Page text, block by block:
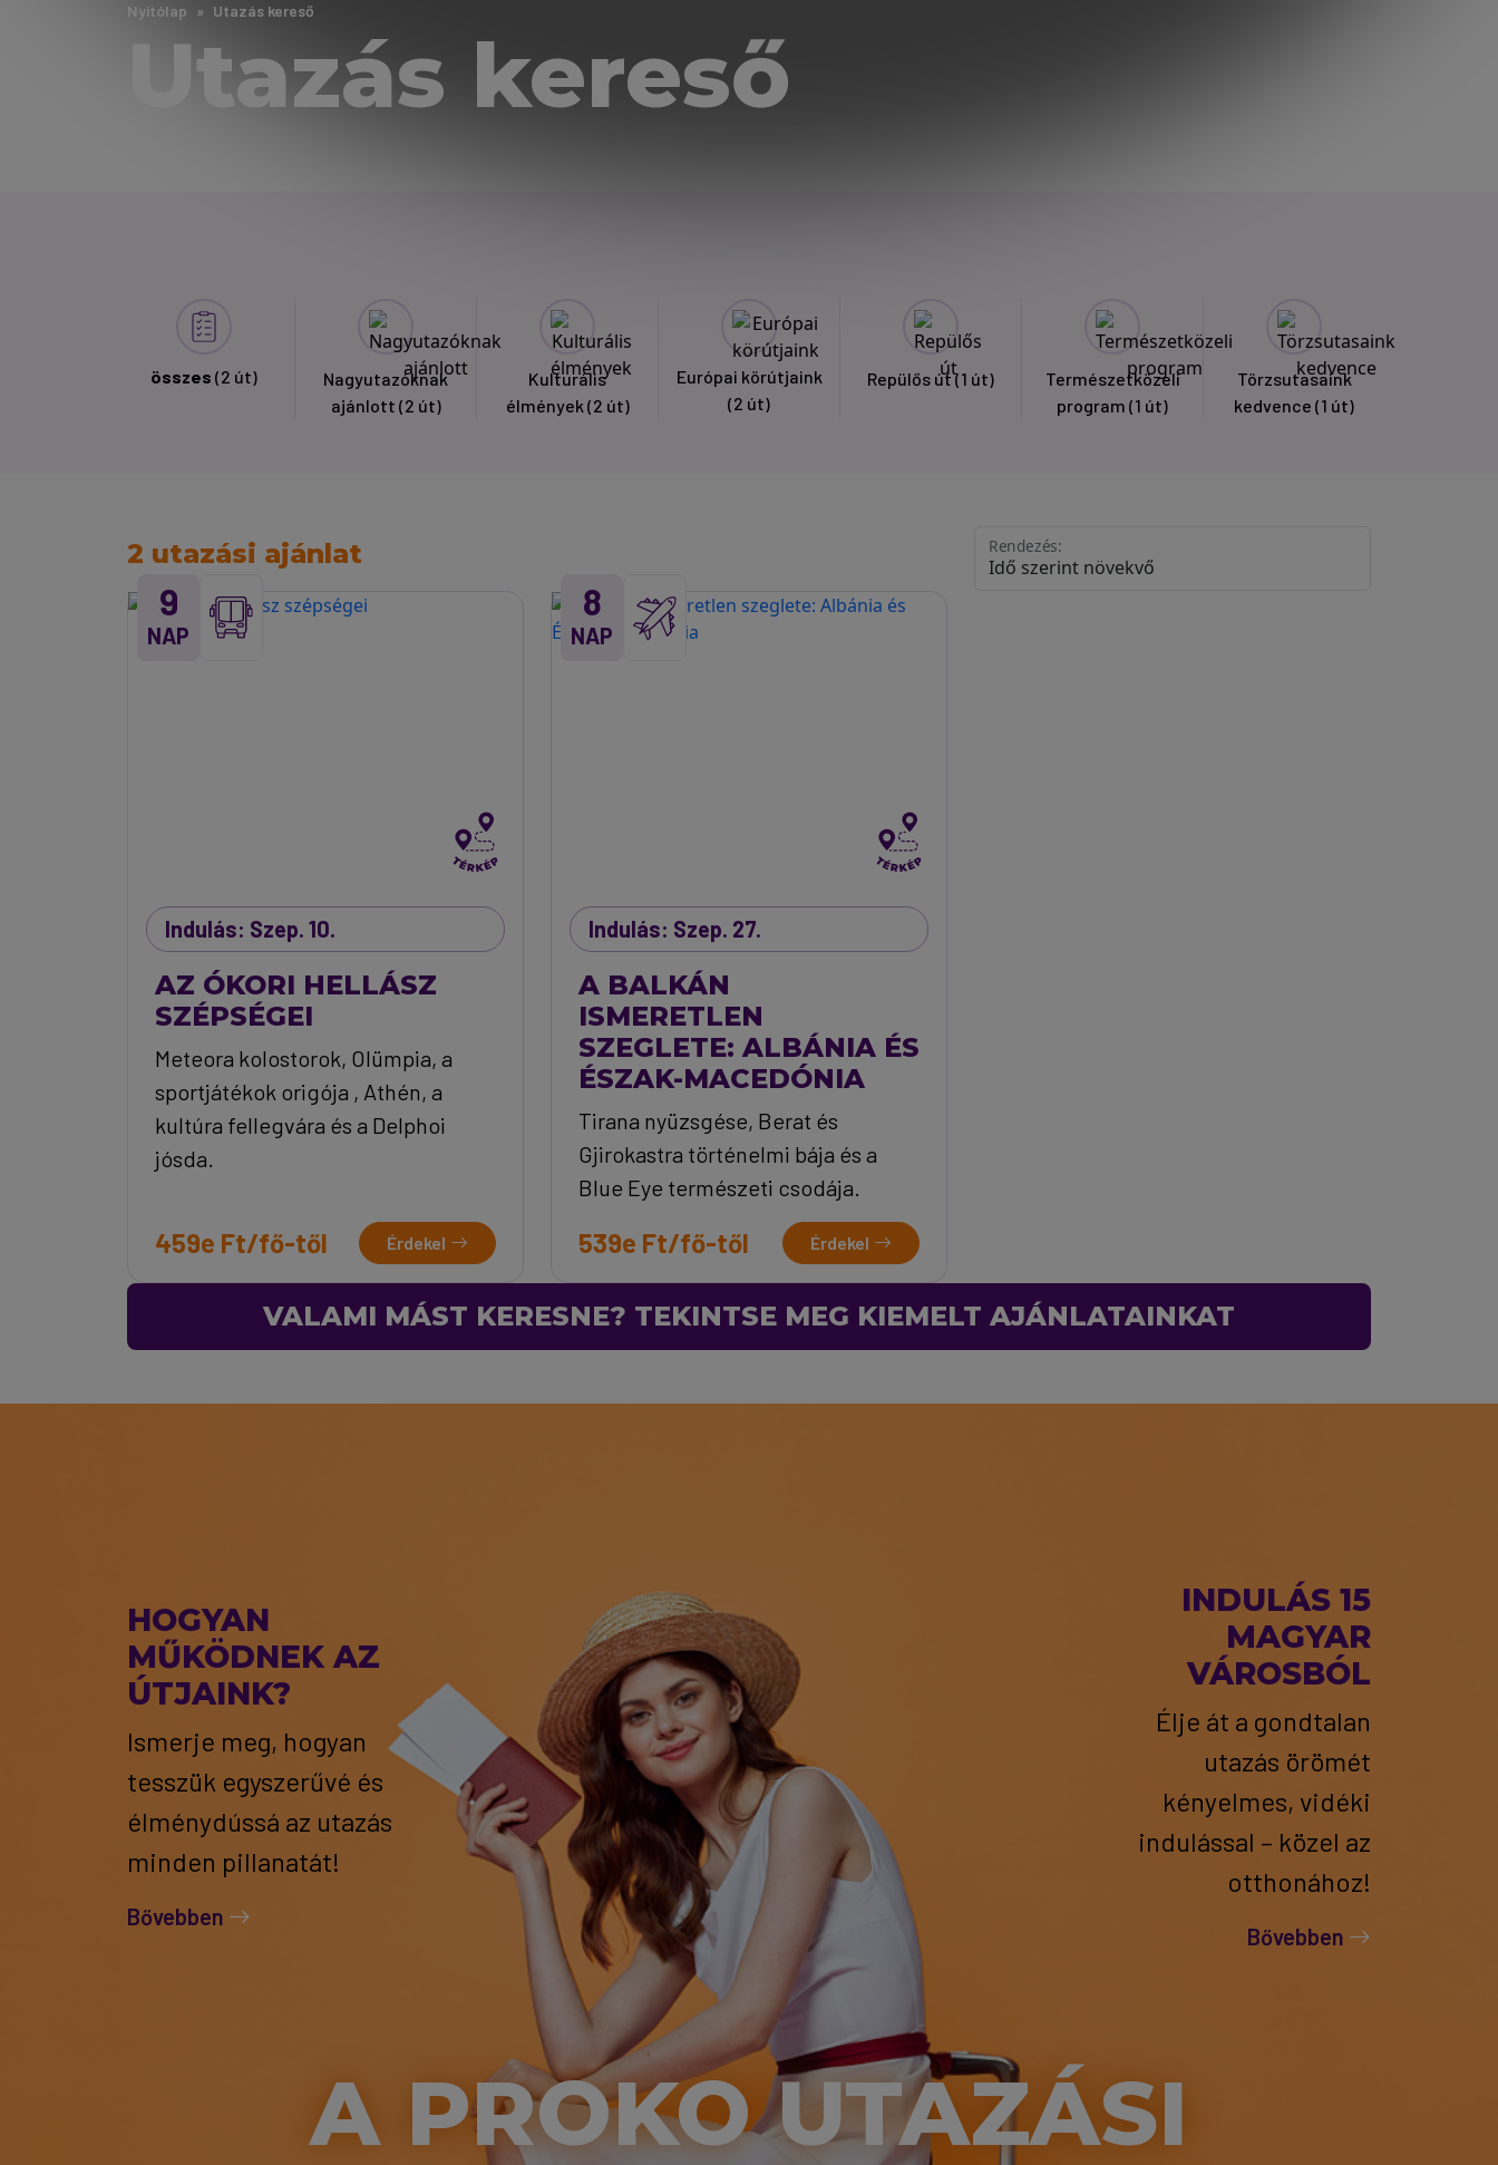
Nyitólap Utazás kereső
Utazás kereső
összes (2 út)
Nagyutazóknak
ajánlott (2 út)
Kulturális
élmények (2 út)
Európai körútjaink
(2 út)
Repülős út(1 út)
Természetközeli
program (1 út)
Törzsutasaink
kedvence (1 út)
2 utazási ajánlat Rendezés:
9
NAP
Indulás: Szep. 10.
AZ ÓKORI HELLÁSZ
SZÉPSÉGEI
Meteora kolostorok, Olümpia, a
sportjátékok origója , Athén, a
kultúra fellegvára és a Delphoi
jósda.
459e Ft/fő-től Érdekel
8
NAP
Indulás: Szep. 27.
A BALKÁN
ISMERETLEN
SZEGLETE: ALBÁNIA ÉS
ÉSZAK-MACEDÓNIA
Tirana nyüzsgése, Berat és
Gjirokastra történelmi bája és a
Blue Eye természeti csodája.
539e Ft/fő-től Érdekel
VALAMI MÁST KERESNE? TEKINTSE MEG KIEMELT AJÁNLATAINKAT
HOGYAN
MŰKÖDNEK AZ
ÚTJAINK?
Ismerje meg, hogyan
tesszük egyszerűvé és
élménydússá az utazás
minden pillanatát!
Bővebben
INDULÁS 15
MAGYAR
VÁROSBÓL
Élje át a gondtalan
utazás örömét
kényelmes, vidéki
indulással – közel az
otthonához!
Bővebben
A PROKO UTAZÁSI